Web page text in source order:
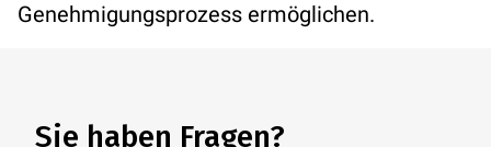
Genehmigungsprozess ermöglichen.
Sie haben Fragen?